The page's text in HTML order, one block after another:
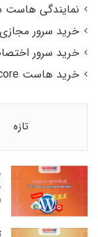
نمایندگی
خرید سرور مجازی
خرید سرور
خرید هاست net core.
تازه